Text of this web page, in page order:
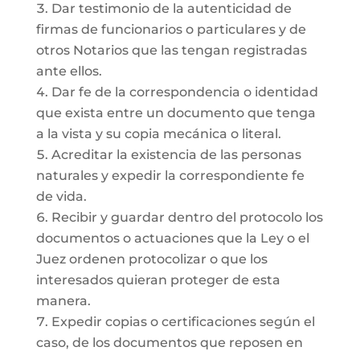
Dar testimonio de la autenticidad de
firmas de funcionarios o particulares y de
otros Notarios que las tengan registradas
ante ellos.
Dar fe de la correspondencia o identidad
que exista entre un documento que tenga
a la vista y su copia mecánica o literal.
Acreditar la existencia de las personas
naturales y expedir la correspondiente fe
de vida.
Recibir y guardar dentro del protocolo los
documentos o actuaciones que la Ley o el
Juez ordenen protocolizar o que los
interesados quieran proteger de esta
manera.
Expedir copias o certificaciones según el
caso, de los documentos que reposen en